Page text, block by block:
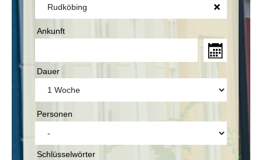
Ankunft
Dauer
Personen
Schlüsselwörter